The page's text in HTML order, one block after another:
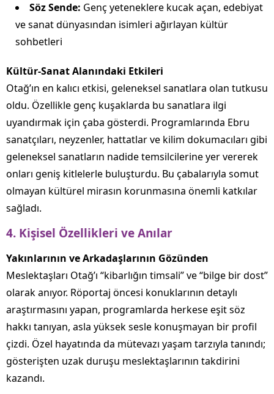
Söz Sende: Genç yeteneklere kucak açan, edebiyat
ve sanat dünyasından isimleri ağırlayan kültür
sohbetleri
Kültür-Sanat Alanındaki Etkileri
Otağ’ın en kalıcı etkisi, geleneksel sanatlara olan tutkusu
oldu. Özellikle genç kuşaklarda bu sanatlara ilgi
uyandırmak için çaba gösterdi. Programlarında Ebru
sanatçıları, neyzenler, hattatlar ve kilim dokumacıları gibi
geleneksel sanatların nadide temsilcilerine yer vererek
onları geniş kitlelerle buluşturdu. Bu çabalarıyla somut
olmayan kültürel mirasın korunmasına önemli katkılar
sağladı.
4. Kişisel Özellikleri ve Anılar
Yakınlarının ve Arkadaşlarının Gözünden
Meslektaşları Otağ’ı “kibarlığın timsali” ve “bilge bir dost”
olarak anıyor. Röportaj öncesi konuklarının detaylı
araştırmasını yapan, programlarda herkese eşit söz
hakkı tanıyan, asla yüksek sesle konuşmayan bir profil
çizdi. Özel hayatında da mütevazı yaşam tarzıyla tanındı;
gösterişten uzak duruşu meslektaşlarının takdirini
kazandı.